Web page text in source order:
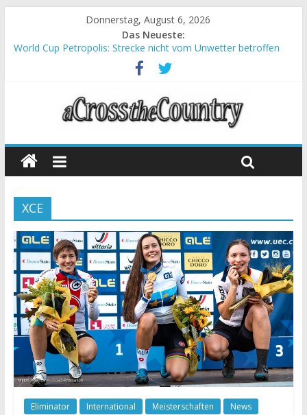
Donnerstag, August 6, 2026
Das Neueste:
World Cup Petropolis: Strecke nicht vom Unwetter betroffen
Krumbach und Obergessertshausen: Mountainbike-Bundesliga
Supercup Massi Banyoles: Siege für Carod und Richards
Halbzeit beim Andalucia Bike Race: Weltmeister Seewald führt
Chelva: Schweizer Doppelsieg beim ersten XCO-Rennen der
XCE
Eliminator International Meisterschaften News